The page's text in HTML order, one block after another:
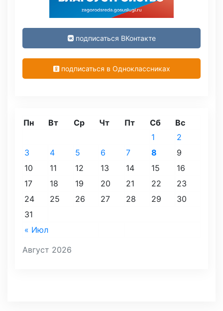
подписаться ВКонтакте
подписаться в Одноклассниках
Август 2026
Пн Вт Ср Чт Пт Сб Вс
« Июл
1
2
3
4 5 6 7 8
9
10
11 12 13 14 15
16
17
18 19 20 21 22
23
24
25 26 27 28 29
30
31